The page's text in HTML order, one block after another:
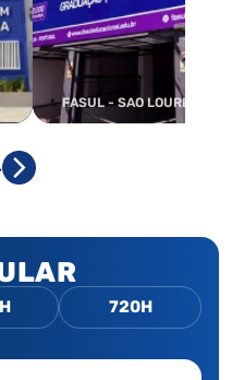
FASUL - SAO LOURENCO,
720H